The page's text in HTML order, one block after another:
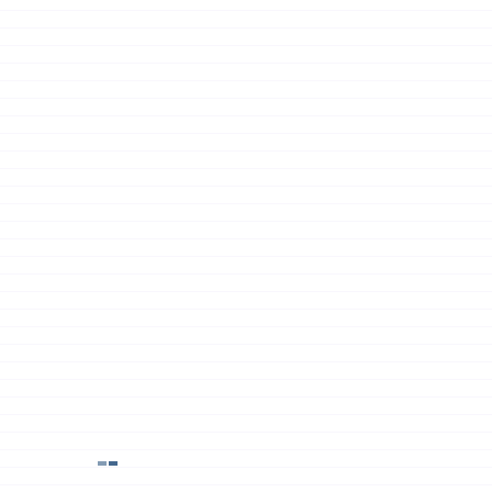
Book2 (A1 и A2)